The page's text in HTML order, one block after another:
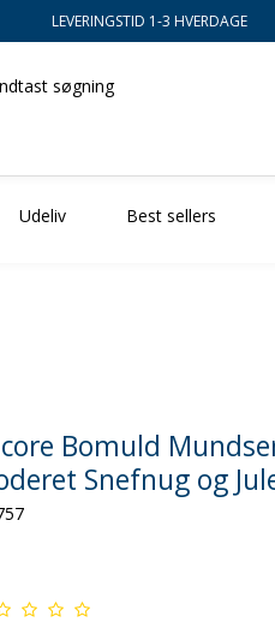
LEVERINGSTID 1-3 HVERDAGE
Udeliv Best sellers
Bomuld
Snefnug og